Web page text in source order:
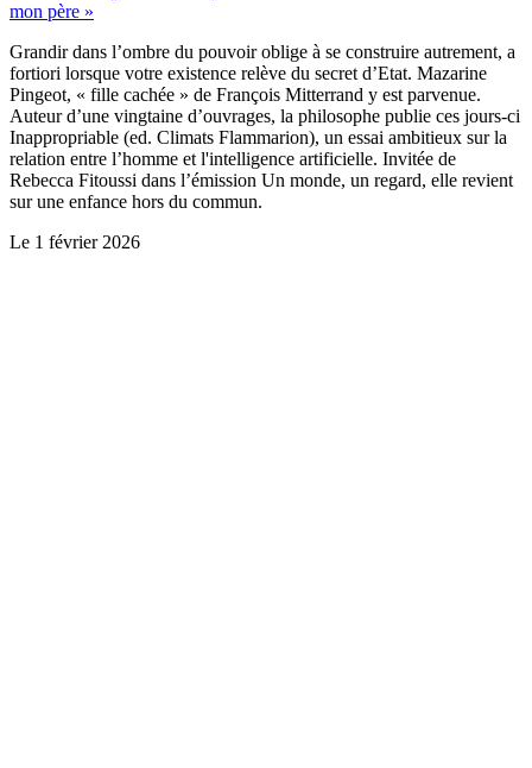
mon père »
Grandir dans l’ombre du pouvoir oblige à se construire autrement, a
fortiori lorsque votre existence relève du secret d’Etat. Mazarine
Pingeot, « fille cachée » de François Mitterrand y est parvenue.
Auteur d’une vingtaine d’ouvrages, la philosophe publie ces jours-ci
Inappropriable (ed. Climats Flammarion), un essai ambitieux sur la
relation entre l’homme et l'intelligence artificielle. Invitée de
Rebecca Fitoussi dans l’émission Un monde, un regard, elle revient
sur une enfance hors du commun.
Le 1 février 2026